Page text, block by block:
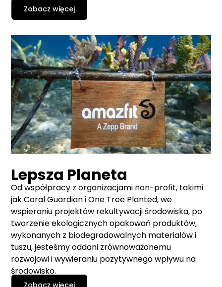
Zobacz więcej
Lepsza Planeta
Od współpracy z organizacjami non-profit, takimi
jak Coral Guardian i One Tree Planted, we
wspieraniu projektów rekultywacji środowiska, po
tworzenie ekologicznych opakowań produktów,
wykonanych z biodegradowalnych materiałów i
tuszu, jesteśmy oddani zrównoważonemu
rozwojowi i wywieraniu pozytywnego wpływu na
środowisko.